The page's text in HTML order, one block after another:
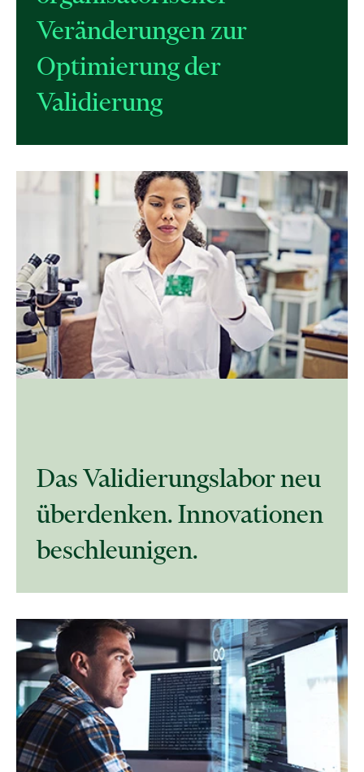
Veränderungen zur
Optimierung der
Validierung
Das Validierungslabor neu
überdenken. Innovationen
beschleunigen.